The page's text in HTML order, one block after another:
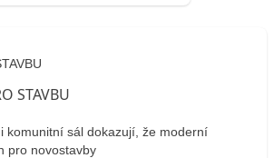
komunitní sál dokazují, že moderní
pro novostavby